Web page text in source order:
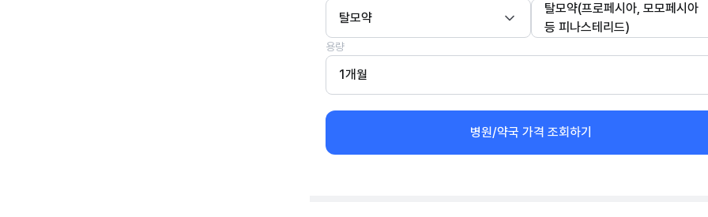
탈모약
탈모약(프로페시아, 모모페시아
등 피나스테리드)
용량
1개월
병원/약국 가격 조회하기